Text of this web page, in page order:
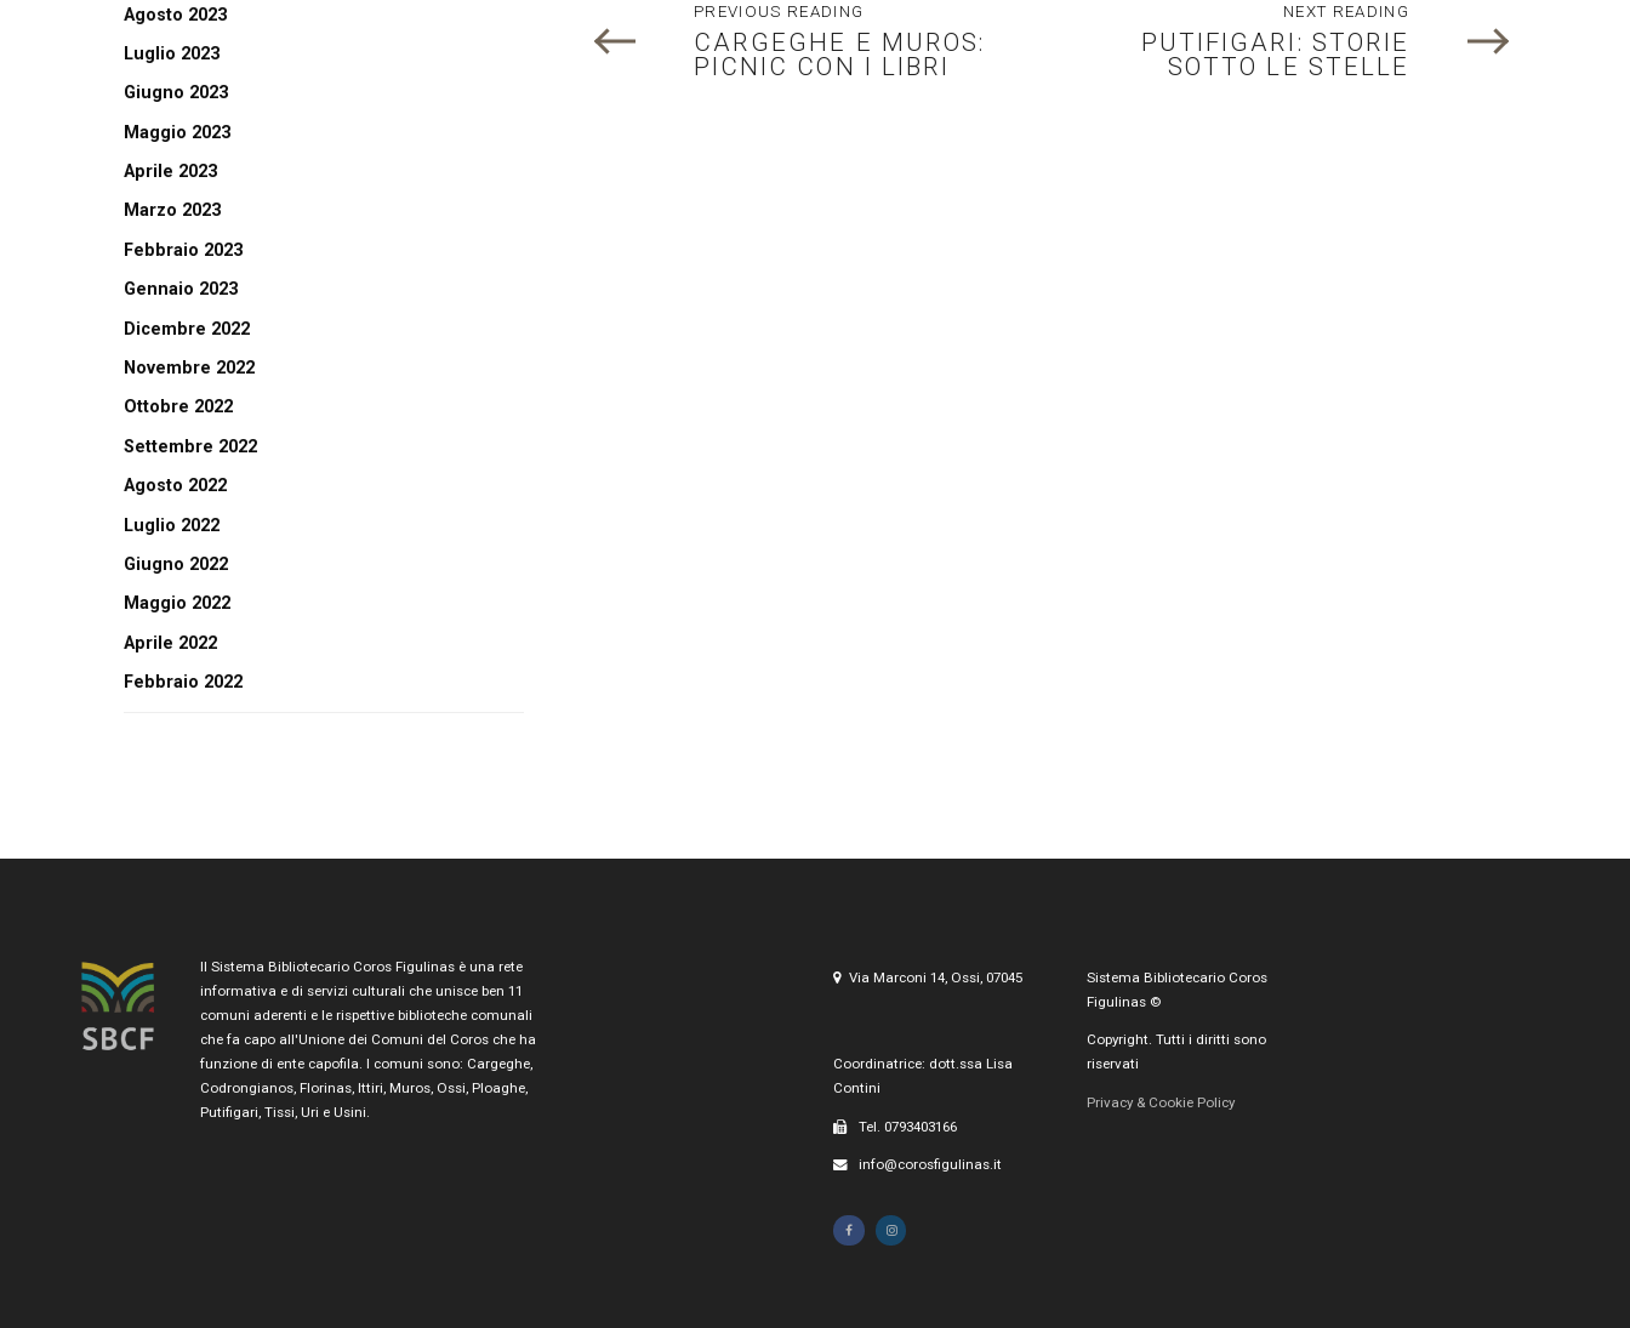
PREVIOUS READING
CARGEGHE E MUROS:
PICNIC CON I LIBRI
NEXT READING
PUTIFIGARI: STORIE
SOTTO LE STELLE
Agosto 2023
Luglio 2023
Giugno 2023
Maggio 2023
Aprile 2023
Marzo 2023
Febbraio 2023
Gennaio 2023
Dicembre 2022
Novembre 2022
Ottobre 2022
Settembre 2022
Agosto 2022
Luglio 2022
Giugno 2022
Maggio 2022
Aprile 2022
Febbraio 2022
Il Sistema Bibliotecario Coros Figulinas è una rete
informativa e di servizi culturali che unisce ben 11
comuni aderenti e le rispettive biblioteche comunali
che fa capo all'Unione dei Comuni del Coros che ha
funzione di ente capofila. I comuni sono: Cargeghe,
Codrongianos, Florinas, Ittiri, Muros, Ossi, Ploaghe,
Putifigari, Tissi, Uri e Usini.
Via Marconi 14, Ossi, 07045
Coordinatrice: dott.ssa Lisa
Contini
Tel. 0793403166
info@corosfigulinas.it
Sistema Bibliotecario Coros
Figulinas ©
Copyright. Tutti i diritti sono
riservati
Privacy & Cookie Policy